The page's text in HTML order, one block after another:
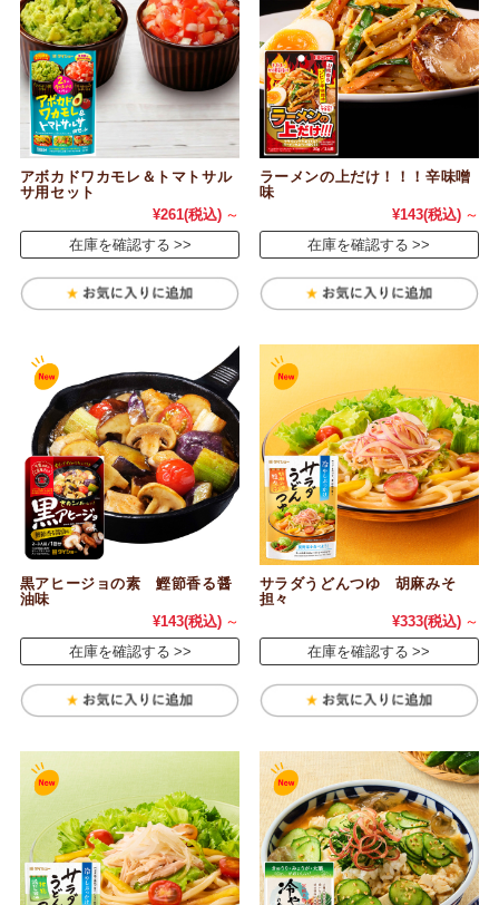
アボカドワカモレ＆トマトサル
サ用セット
¥261(税込) ～
在庫を確認する
ラーメンの上だけ！！！辛味噌
味
¥143(税込) ～
在庫を確認する
黒アヒージョの素 鰹節香る醤
油味
¥143(税込) ～
在庫を確認する
サラダうどんつゆ 胡麻みそ
担々
¥333(税込) ～
在庫を確認する